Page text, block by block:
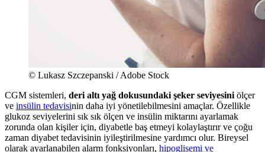
© Lukasz Szczepanski / Adobe Stock
CGM sistemleri, deri altı yağ dokusundaki şeker seviyesini ölçer
ve insülin tedavisinin daha iyi yönetilebilmesini amaçlar. Özellikle
glukoz seviyelerini sık sık ölçen ve insülin miktarını ayarlamak
zorunda olan kişiler için, diyabetle baş etmeyi kolaylaştırır ve çoğu
zaman diyabet tedavisinin iyileştirilmesine yardımcı olur. Bireysel
olarak ayarlanabilen alarm fonksiyonları, hipoglisemi ve